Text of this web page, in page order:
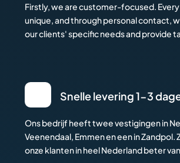
Firstly, we are customer-focused.
unique, and through personal contact,
our clients' specific needs and provide
Snelle levering 1-3
Ons bedrijf heeft twee vestigingen in
Veenendaal, Emmen en een in Zandpol.
onze klanten in heel Nederland beter